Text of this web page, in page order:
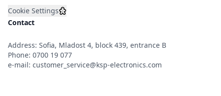
Cookie Settings
Contact
Address: Sofia, Mladost 4, block 439, entrance B
Phone: 0700 19 077
e-mail: customer_service@ksp-electronics.com